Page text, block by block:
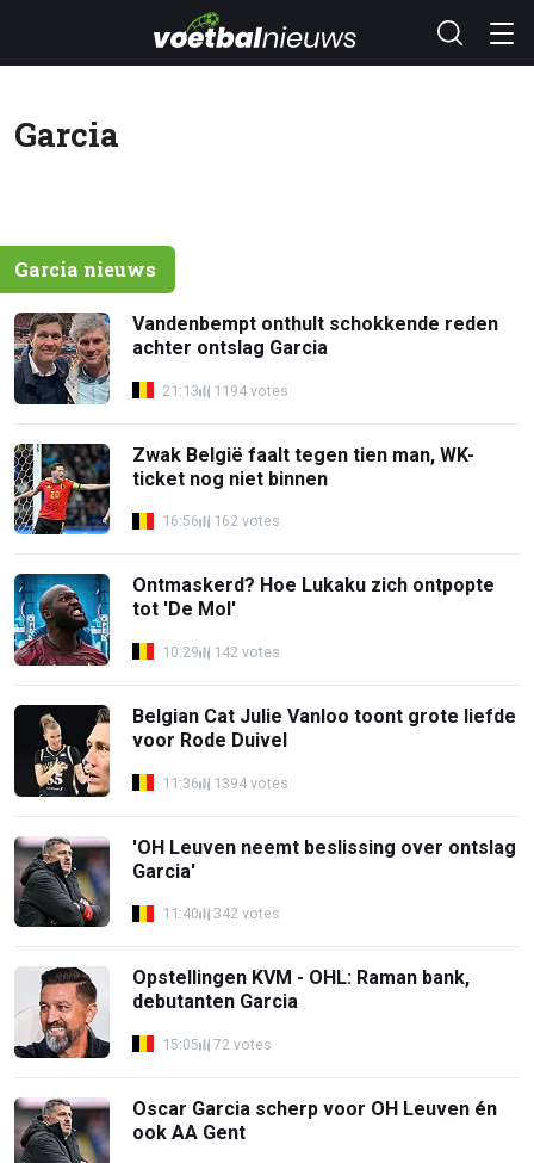
Garcia
Garcia nieuws
Vandenbempt onthult schokkende reden
achter ontslag Garcia
21:13 1194 votes
Zwak België faalt tegen tien man, WK-
ticket nog niet binnen
16:56 162 votes
Ontmaskerd? Hoe Lukaku zich ontpopte
tot 'De Mol'
10:29 142 votes
Belgian Cat Julie Vanloo toont grote liefde
voor Rode Duivel
11:36 1394 votes
'OH Leuven neemt beslissing over ontslag
Garcia'
11:40 342 votes
Opstellingen KVM - OHL: Raman bank,
debutanten Garcia
15:05 72 votes
Oscar Garcia scherp voor OH Leuven én
ook AA Gent